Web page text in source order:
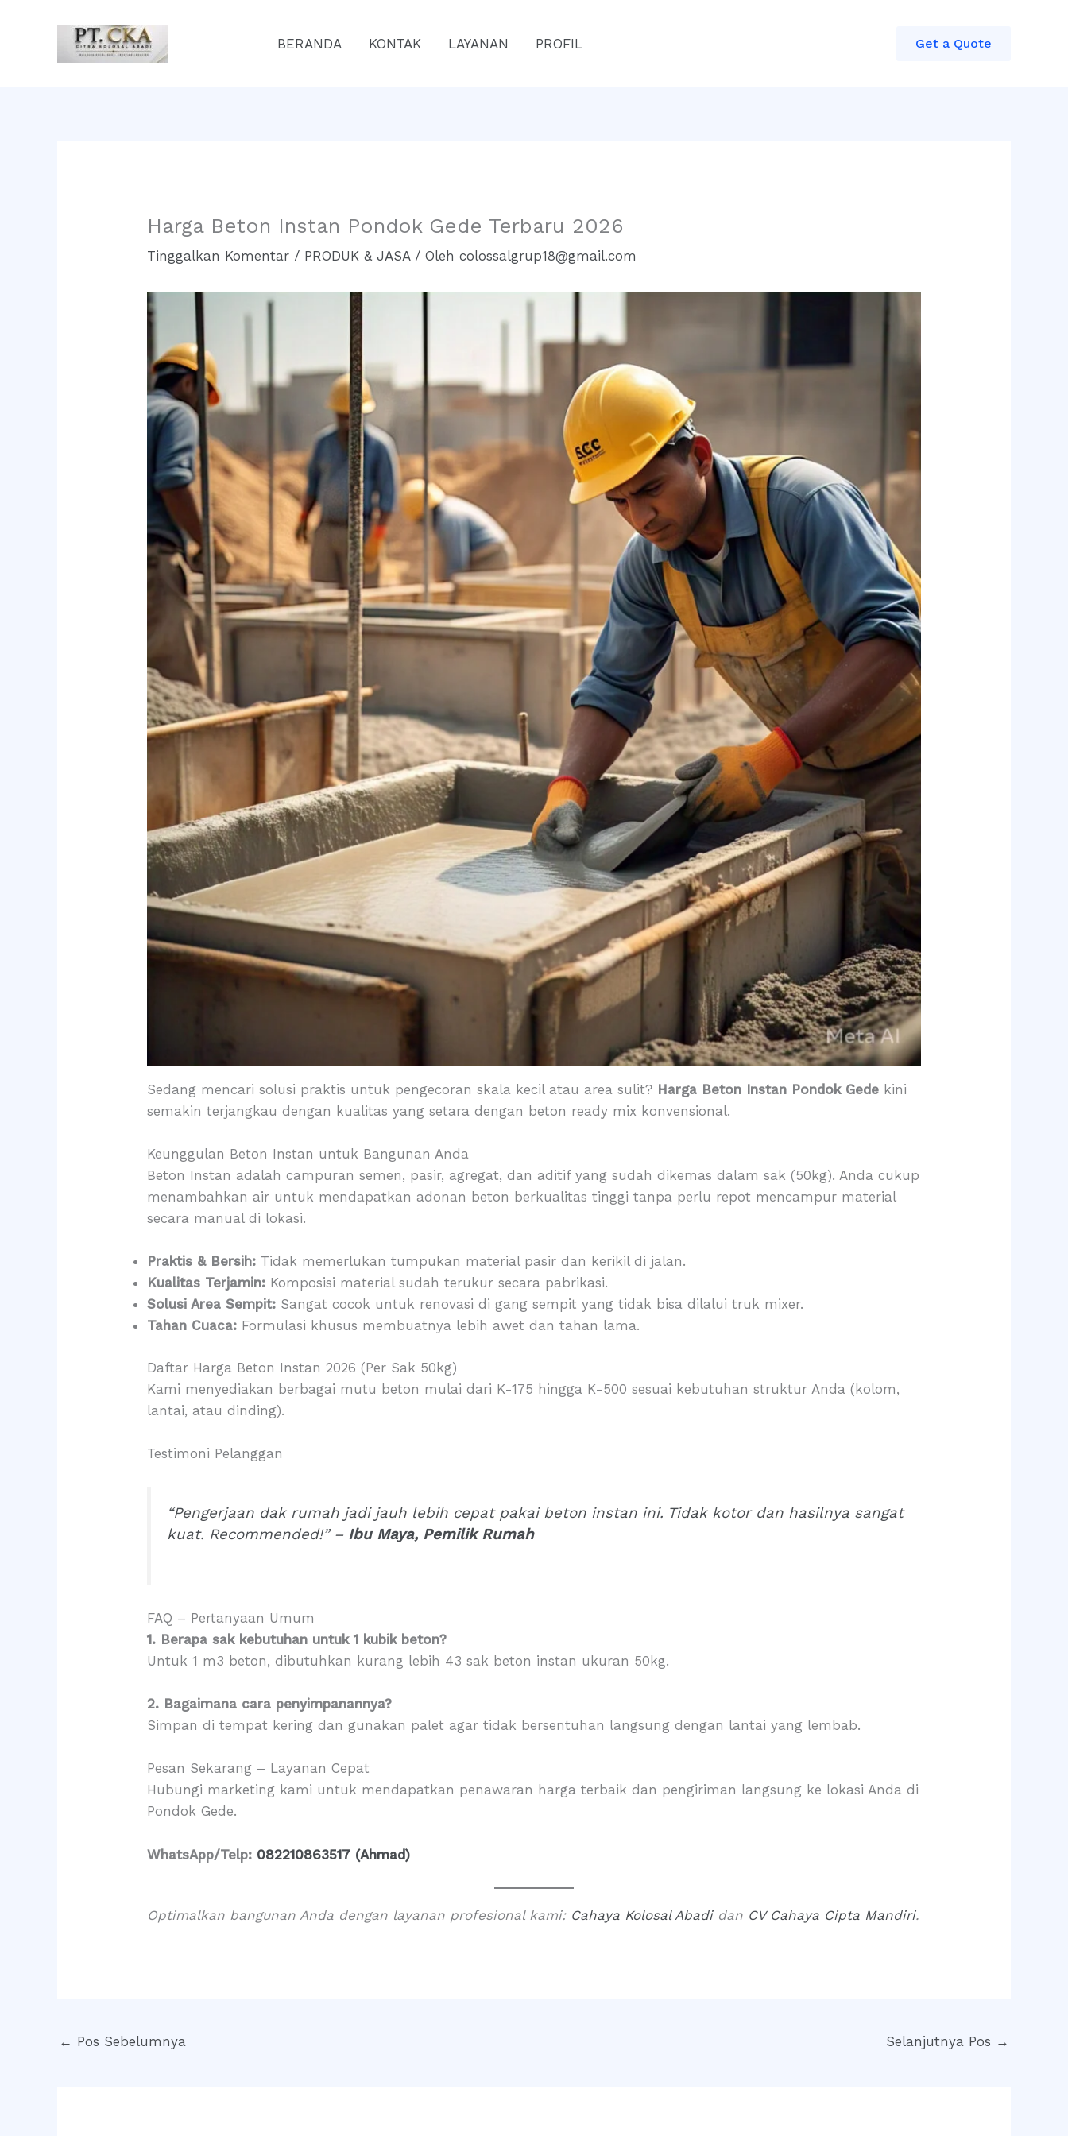
BERANDA KONTAK LAYANAN PROFIL Get a Quote
Harga Beton Instan Pondok Gede Terbaru 2026
Tinggalkan Komentar / PRODUK & JASA/ Olehcolossalgrup18@gmail.com
Sedang mencari solusi praktis untuk pengecoran skala kecil atau area sulit? Harga Beton Instan Pondok Gede kini
semakin terjangkau dengan kualitas yang setara dengan beton ready mix konvensional.
Keunggulan Beton Instan untuk Bangunan Anda
Beton Instan adalah campuran semen, pasir, agregat, dan aditif yang sudah dikemas dalam sak (50kg). Anda cukup
menambahkan air untuk mendapatkan adonan beton berkualitas tinggi tanpa perlu repot mencampur material
secara manual di lokasi.
Praktis & Bersih: Tidak memerlukan tumpukan material pasir dan kerikil di jalan.
Kualitas Terjamin: Komposisi material sudah terukur secara pabrikasi.
Solusi Area Sempit: Sangat cocok untuk renovasi di gang sempit yang tidak bisa dilalui truk mixer.
Tahan Cuaca: Formulasi khusus membuatnya lebih awet dan tahan lama.
Daftar Harga Beton Instan 2026 (Per Sak 50kg)
Kami menyediakan berbagai mutu beton mulai dari K-175 hingga K-500 sesuai kebutuhan struktur Anda (kolom,
lantai, atau dinding).
Testimoni Pelanggan
“Pengerjaan dak rumah jadi jauh lebih cepat pakai beton instan ini. Tidak kotor dan hasilnya sangat
kuat. Recommended!” – Ibu Maya, Pemilik Rumah
FAQ – Pertanyaan Umum
1. Berapa sak kebutuhan untuk 1 kubik beton?
Untuk 1 m3 beton, dibutuhkan kurang lebih 43 sak beton instan ukuran 50kg.
2. Bagaimana cara penyimpanannya?
Simpan di tempat kering dan gunakan palet agar tidak bersentuhan langsung dengan lantai yang lembab.
Pesan Sekarang – Layanan Cepat
Hubungi marketing kami untuk mendapatkan penawaran harga terbaik dan pengiriman langsung ke lokasi Anda di
Pondok Gede.
WhatsApp/Telp: 082210863517 (Ahmad)
Optimalkan bangunan Anda dengan layanan profesional kami: Cahaya Kolosal Abadidan CV Cahaya Cipta Mandiri.
← Pos Sebelumnya Selanjutnya Pos →